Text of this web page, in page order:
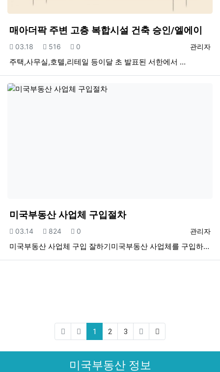
매아더팍 주변 고층 복합시설 건축 승인/엘에이
등록자
관리자
등록일
03.18 조회
516 추천
0
주택,사무실,호텔,리테일 등 이달 초 발표된 서한에서 …
미국부동산 사업체 구입절차
등록자
관리자
등록일
03.14 조회
824 추천
0
미국부동산 사업체 구입 잘하기미국부동산 사업체를 구입하…
1 (current)
2 3 (last)
미국부동산 정보